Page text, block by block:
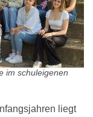
im schuleigenen
liegt